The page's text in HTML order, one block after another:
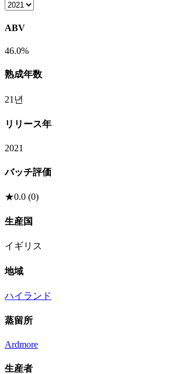
ABV
46.0%
熟成年数
21년
リリース年
2021
バッチ評価
★0.0 (0)
生産国
イギリス
地域
ハイランド
蒸留所
Ardmore
生産者